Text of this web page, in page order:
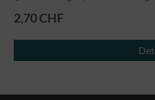
2,70 CHF